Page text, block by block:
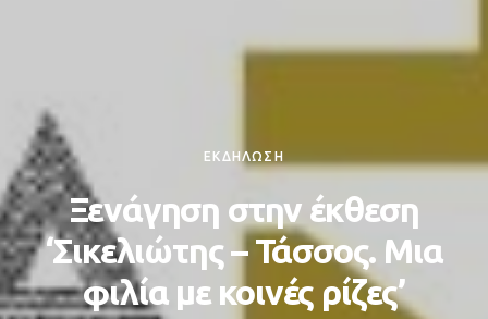
ΕΚΔΗΛΩΣΗ
Ξενάγηση στην έκθεση
‘Σικελιώτης – Τάσσος. Μια
φιλία με κοινές ρίζες’